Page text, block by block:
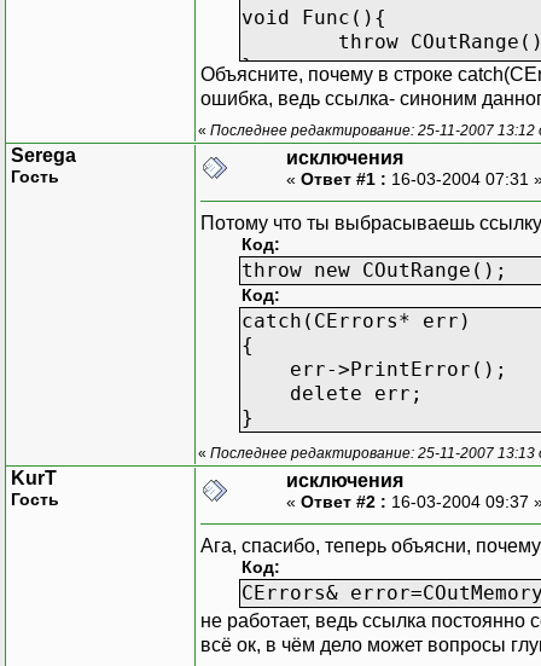
void Func(){
throw
}
int main(){
try{
}
catch(CError&
}
return 0;
}
Объясните, почему в строке
ошибка, ведь ссылка- синоним
« Последнее редактирование: 25-11-2007 13:12
Serega
Гость
исключения
« Ответ #1 : 16-03-2004 07:31
Потому что ты выбрасываешь
Код:
throw new COutRange();
Код:
catch(CErrors* err)
{
err->PrintError();
delete err;
}
« Последнее редактирование: 25-11-2007 13:13
KurT
Гость
исключения
« Ответ #2 : 16-03-2004 09:37
Ага, спасибо, теперь объясни,
Код:
CErrors&
не работает, ведь ссылка постоянно
всё ок, в чём дело может вопросы